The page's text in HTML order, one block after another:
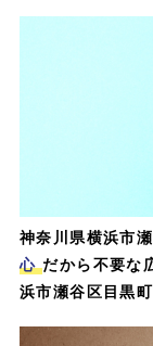
神奈川県横浜市
心 だから不要な
浜市瀬谷区目黒